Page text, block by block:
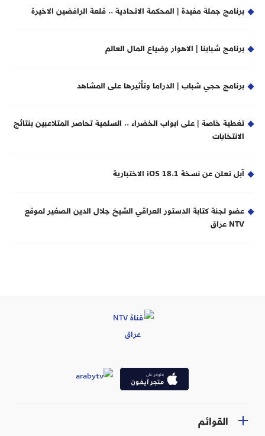
برنامج جملة مفيدة | المحكمة الاتحادية .. قلعة الرافضين الاخيرة
برنامج شبابنا | الاهوار وضياع المال العالم
برنامج حجي شباب | الدراما وتأثيرها على المشاهد
تغطية خاصة | على ابواب الخضراء .. السلمية تحاصر المتلاعبين بنتائج
الانتخابات
آبل تعلن عن نسخة iOS 18.1 الاختبارية
عضو لجنة كتابة الدستور العراقي الشيخ جلال الدين الصغير لموقع
NTV عراق
القوائم